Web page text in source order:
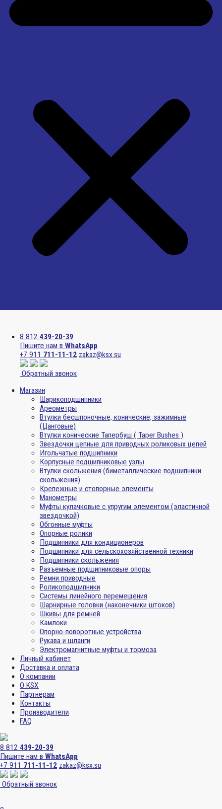
8 812 439-20-39
Пишите нам в WhatsApp
+7 911 711-11-12 zakaz@ksx.su
Обратный звонок
Магазин
Шарикоподшипники
Ареометры
Втулки бесшпоночные, конические, зажимные
(Цанговые)
Втулки конические Тапербуш ( Taper Bushes )
Звездочки цепные для приводных роликовых цепей
Игольчатые подшипники
Корпусные подшипниковые узлы
Втулки скольжения (биметаллические подшипники
скольжения)
Крепежные и стопорные элементы
Манометры
Муфты кулачковые с упругим элементом (эластичной
звездочкой)
Обгонные муфты
Опорные ролики
Подшипники для кондиционеров
Подшипники для сельскохозяйственной техники
Подшипники скольжения
Разъемные подшипниковые опоры
Ремни приводные
Роликоподшипники
Системы линейного перемещения
Шарнирные головки (наконечники штоков)
Шкивы для ремней
Камлоки
Опорно-поворотные устройства
Рукава и шланги
Электромагнитные муфты и тормоза
Личный кабинет
Доставка и оплата
О компании
О KSX
Партнерам
Контакты
Производители
FAQ
8 812 439-20-39
Пишите нам в WhatsApp
+7 911 711-11-12 zakaz@ksx.su
Обратный звонок